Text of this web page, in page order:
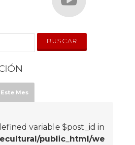
. '
Este Mes
variable $post_id in
public_html/we